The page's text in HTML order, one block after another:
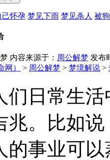
己怀孕 梦见下雨 梦见杀人 被
内容来源于： 周公解梦 发布
） > 周公解梦 > 梦境解说 >
日常生活
兆。比如
的事业可